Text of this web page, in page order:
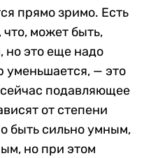
прямо зримо. Есть
может быть,
но это еще надо
уменьшается, — это
подавляющее
от степени
быть сильно умным,
но при этом